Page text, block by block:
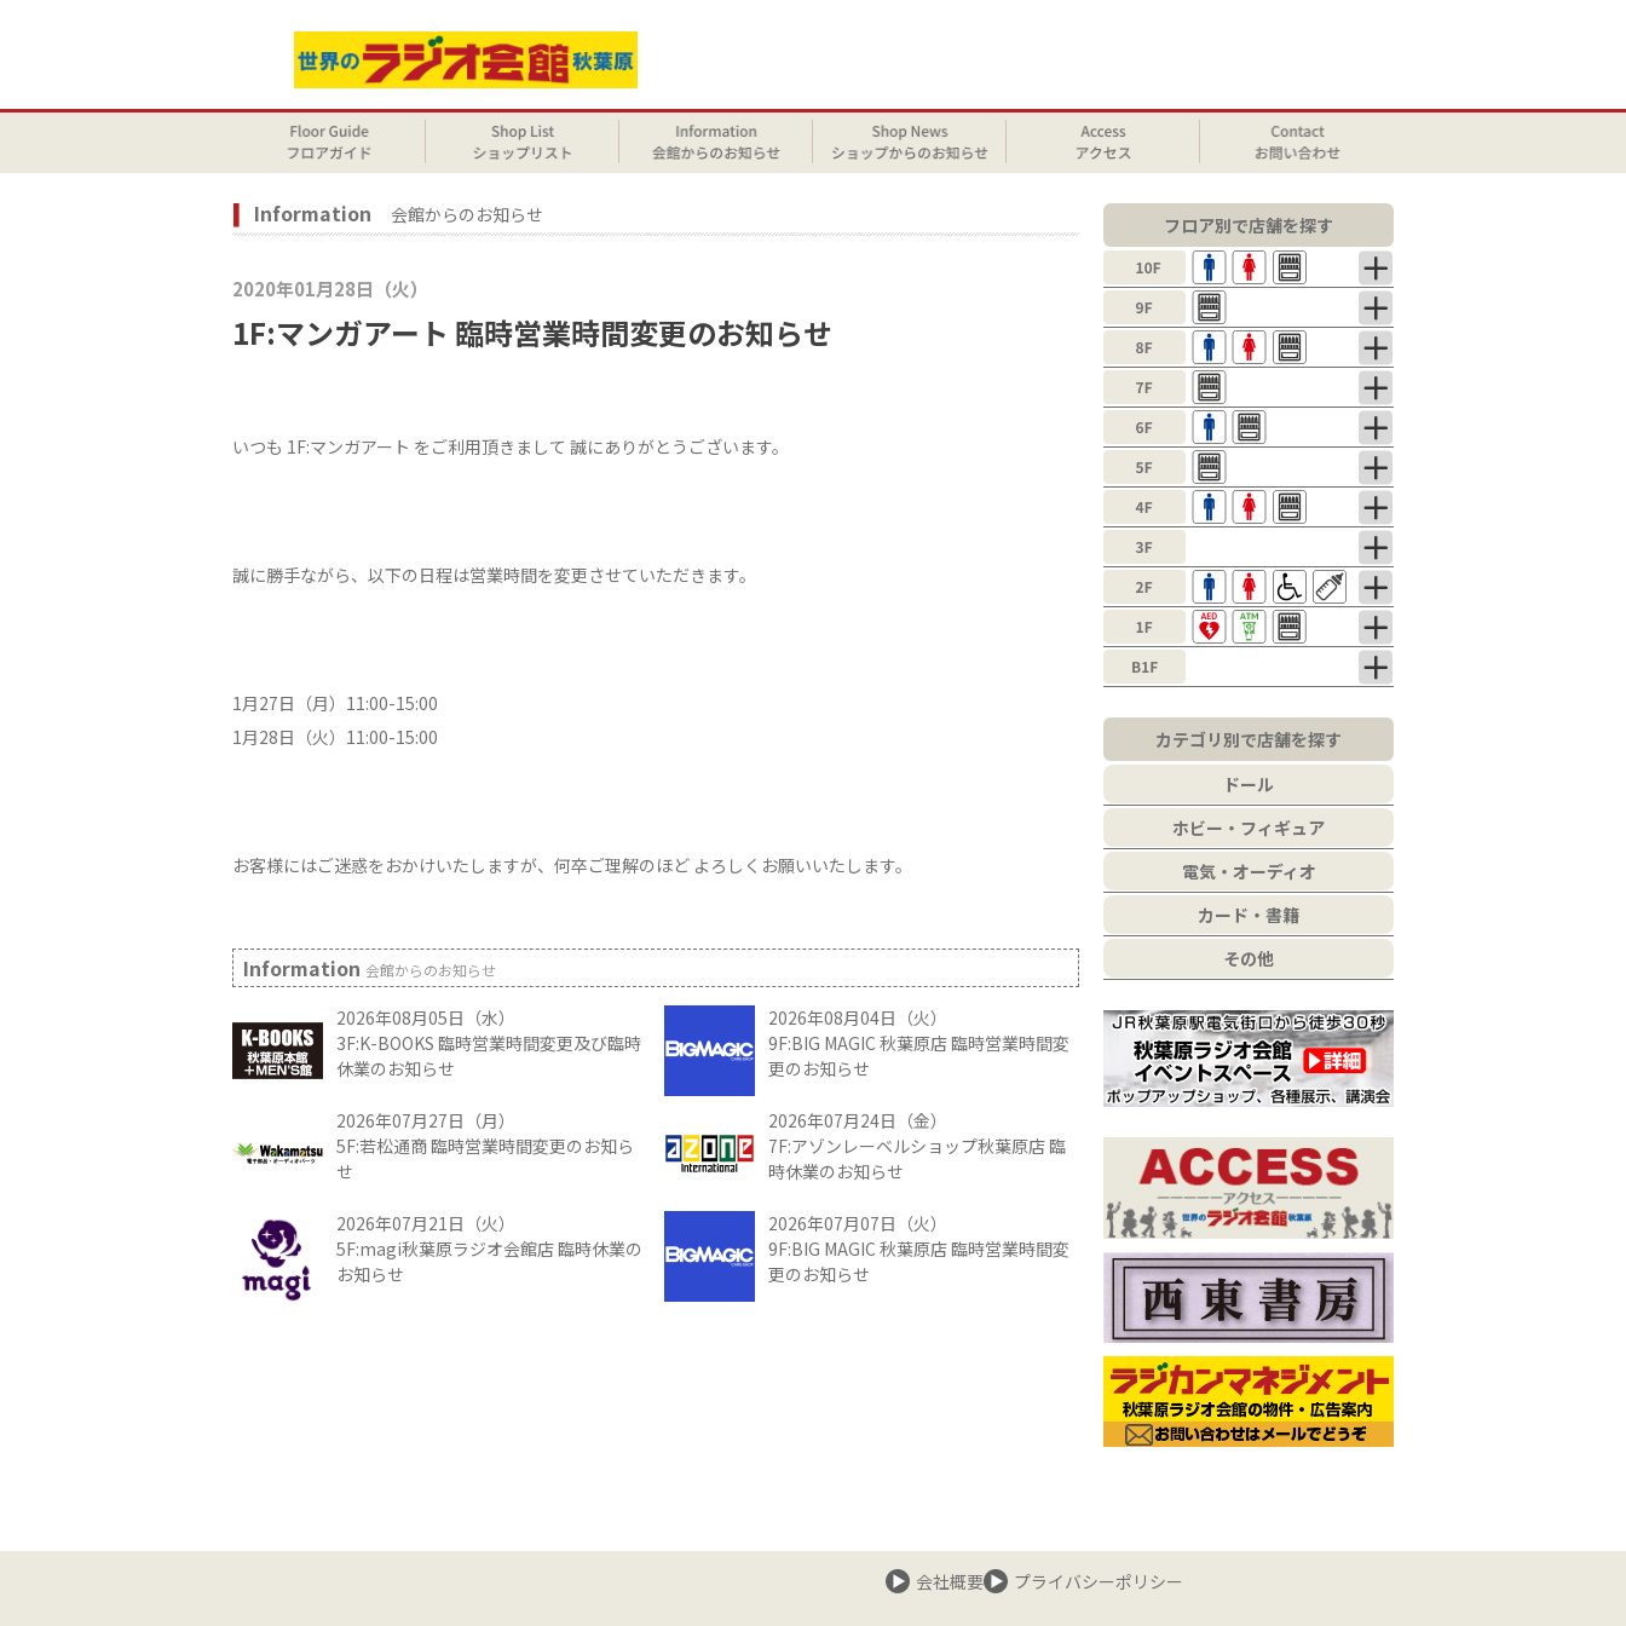
Information 会館からのお知らせ
2020年01月28日（火）
1F:マンガアート 臨時営業時間変更のお知らせ
いつも 1F:マンガアート をご利用頂きまして 誠にありがとうございます。
誠に勝手ながら、以下の日程は営業時間を変更させていただきます。
1月27日（月）11:00-15:00
1月28日（火）11:00-15:00
お客様にはご迷惑をおかけいたしますが、何卒ご理解のほど よろしくお願いいたします。
Information 会館からのお知らせ
2026年08月05日（水）
3F:K-BOOKS 臨時営業時間変更及び臨時
休業のお知らせ
2026年08月04日（火）
9F:BIG MAGIC 秋葉原店 臨時営業時間変
更のお知らせ
2026年07月27日（月）
5F:若松通商 臨時営業時間変更のお知ら
せ
2026年07月24日（金）
7F:アゾンレーベルショップ秋葉原店 臨
時休業のお知らせ
2026年07月21日（火）
5F:magi秋葉原ラジオ会館店 臨時休業の
お知らせ
2026年07月07日（火）
9F:BIG MAGIC 秋葉原店 臨時営業時間変
更のお知らせ
フロア別で店舗を探す
カテゴリ別で店舗を探す
ドール
ホビー・フィギュア
電気・オーディオ
カード・書籍
その他
会社概要 プライバシーポリシー